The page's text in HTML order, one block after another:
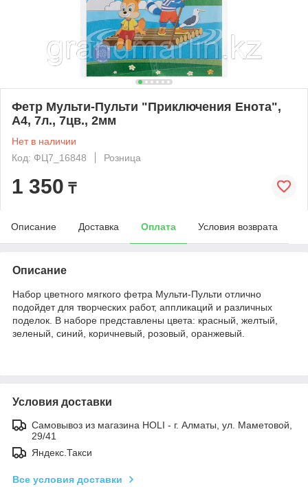
Фетр Мульти-Пульти "Приключения Енота",
А4, 7л., 7цв., 2мм
Нет в наличии
Код: ФЦ7_16848
Розница
1 350 ₸
Описание Доставка Оплата Условия возврата
Описание
Набор цветного мягкого фетра Мульти-Пульти отлично
подойдет для творческих работ, аппликаций и различных
поделок. В наборе представлены цвета: красный, желтый,
зеленый, синий, коричневый, розовый, оранжевый.
Условия доставки
Самовывоз из магазина HOLI - г. Алматы, ул. Маметовой,
29/41
Яндекс.Такси
Все условия доставки